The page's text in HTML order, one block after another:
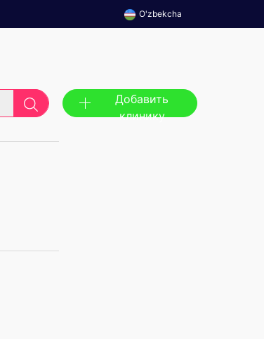
O'zbekcha
Добавить
клинику